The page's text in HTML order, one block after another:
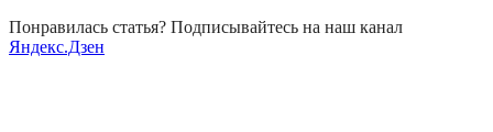
Понравилась статья? Подписывайтесь на наш канал
Яндекс.Дзен